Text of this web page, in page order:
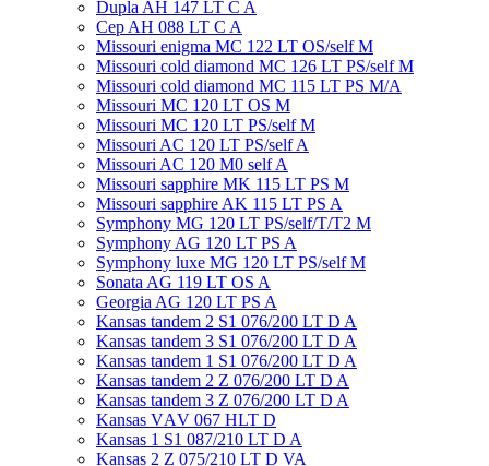
Dupla AH 147 LT C A
Cep AH 088 LT C A
Missouri enigma MC 122 LT OS/self M
Missouri cold diamond MC 126 LT PS/self M
Missouri cold diamond MC 115 LT PS M/A
Missouri MC 120 LT OS M
Missouri MC 120 LT PS/self M
Missouri AC 120 LT PS/self A
Missouri AC 120 М0 self A
Missouri sapphire MK 115 LT PS M
Missouri sapphire AK 115 LT PS A
Symphony MG 120 LT PS/self/T/T2 M
Symphony AG 120 LT PS A
Symphony luxe MG 120 LT PS/self M
Sonata AG 119 LT OS A
Georgia AG 120 LT PS A
Kansas tandem 2 S1 076/200 LT D A
Kansas tandem 3 S1 076/200 LT D A
Kansas tandem 1 S1 076/200 LT D A
Kansas tandem 2 Z 076/200 LT D A
Kansas tandem 3 Z 076/200 LT D A
Kansas VАV 067 HLT D
Kansas 1 S1 087/210 LT D A
Kansas 2 Z 075/210 LT D VA